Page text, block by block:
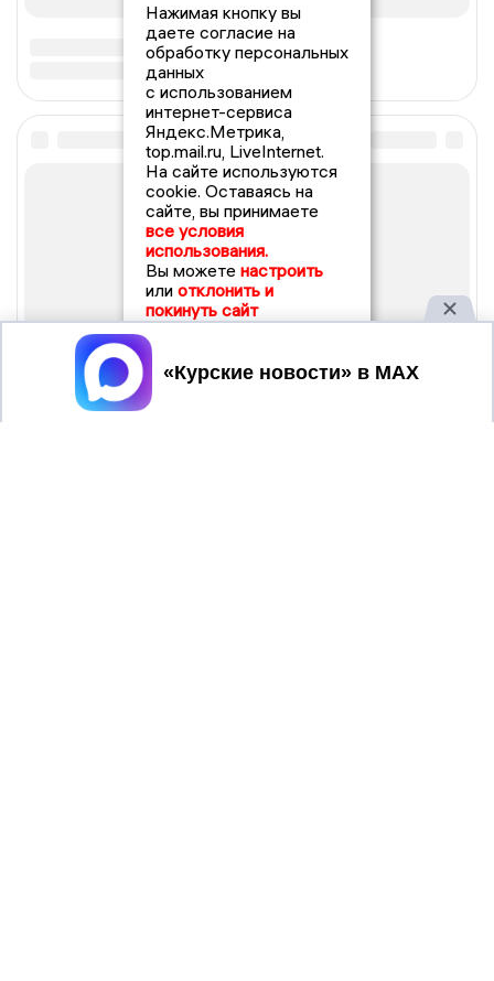
Нажимая кнопку вы
даете согласие на
обработку персональных
данных
с использованием
интернет-сервиса
Яндекс.Метрика,
top.mail.ru, LiveInternet.
На сайте используются
cookie. Оставаясь на
сайте, вы принимаете
все условия
использования.
Вы можете настроить
или отклонить и
покинуть сайт
Принять